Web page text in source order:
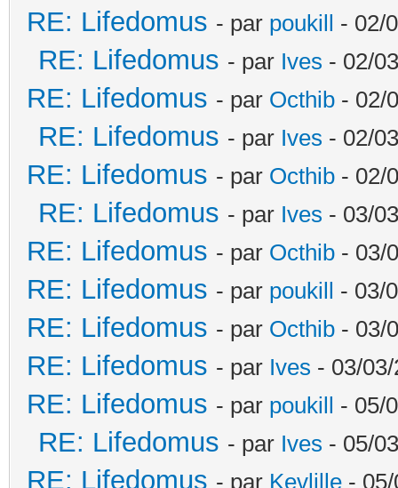
RE: Lifedomus - par poukill - 02/
RE: Lifedomus - par Ives - 02/
RE: Lifedomus - par Octhib - 02/
RE: Lifedomus - par Ives - 02/
RE: Lifedomus - par Octhib - 02/
RE: Lifedomus - par Ives - 03/
RE: Lifedomus - par Octhib - 03/
RE: Lifedomus - par poukill - 03/
RE: Lifedomus - par Octhib - 03/
RE: Lifedomus - par Ives - 03/
RE: Lifedomus - par poukill - 05/
RE: Lifedomus - par Ives - 05/
RE: Lifedomus - par Kevlille -